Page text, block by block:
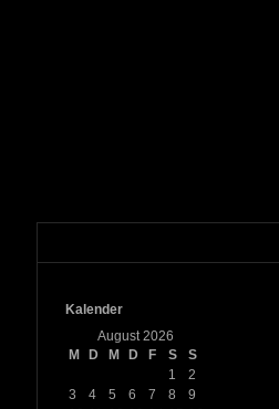
Kalender
August 2026
M
D M D F S
S
1
2
3
4 5 6 7 8
9